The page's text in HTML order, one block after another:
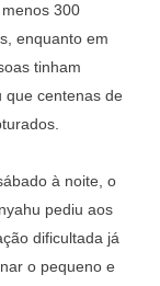
300
enquanto em
tinham
que centenas de
à noite, o
pediu aos
dificultada já
o pequeno e